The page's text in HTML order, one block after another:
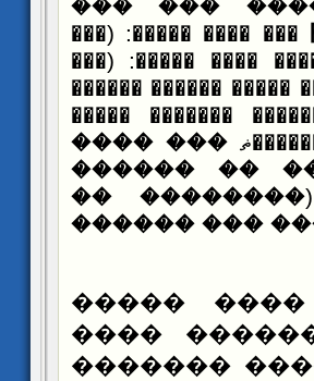
��� ���
�����: (���
���� �� ��� ���
������ ������) ���
���� ������� ���
������ޡ ��� ����
����� :
������)
����� ��
������
������-
����� ��